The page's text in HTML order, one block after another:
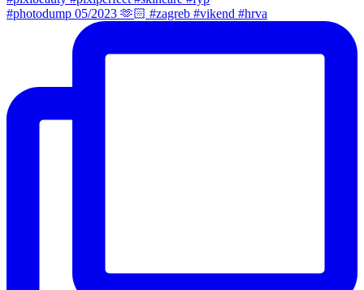
#photodump 05/2023 🫶🏻 #zagreb #vikend #hrva